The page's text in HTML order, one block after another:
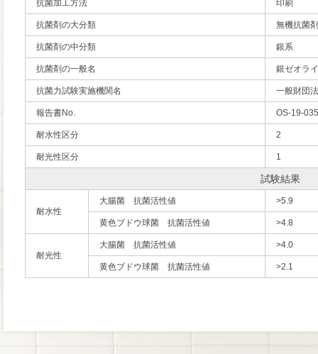
抗菌加工方法 印刷
抗菌剤の大分類 無機抗菌剤
抗菌剤の中分類 銀系
抗菌剤の一般名 銀ゼオラ
抗菌力試験実施機関名 一般財団
報告書No. OS-19-
耐水性区分 2
耐光性区分 1
試験結果
耐水性
大腸菌 抗菌活性値 >5.9
黄色ブドウ球菌 抗菌活性値 >4.8
耐光性
大腸菌 抗菌活性値 >4.0
黄色ブドウ球菌 抗菌活性値 >2.1